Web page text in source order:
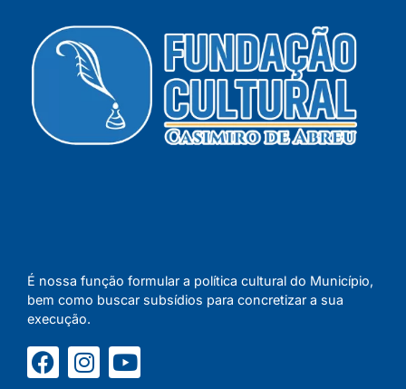
É nossa função formular a política cultural do Município,
bem como buscar subsídios para concretizar a sua
execução.